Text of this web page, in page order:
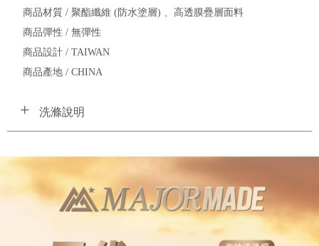
商品材質 / 聚酯纖維 (防水塗層) 、高透膜疊層面料
商品彈性 / 無彈性
商品設計 / TAIWAN
商品產地 / CHINA
洗滌說明